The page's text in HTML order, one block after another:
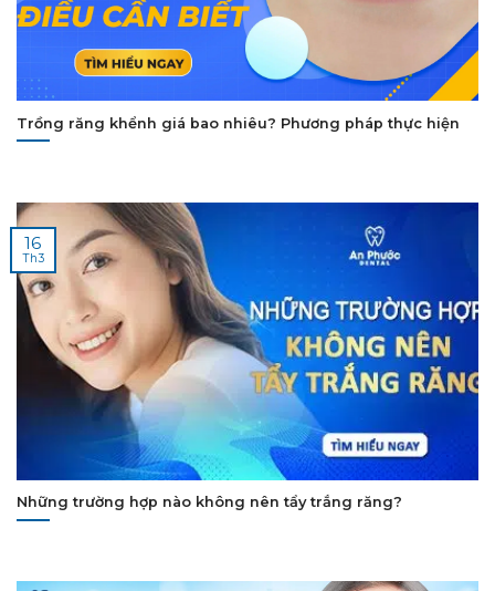
Trồng răng khểnh giá bao nhiêu? Phương pháp thực hiện
Những trường hợp nào không nên tẩy trắng răng?
16
Th3